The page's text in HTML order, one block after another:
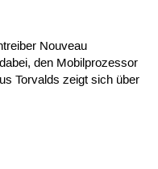
Nouveau
den Mobilprozessor
Torvalds zeigt sich über